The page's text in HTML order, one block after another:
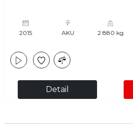
2015 AKU 2 880 kg
Detail